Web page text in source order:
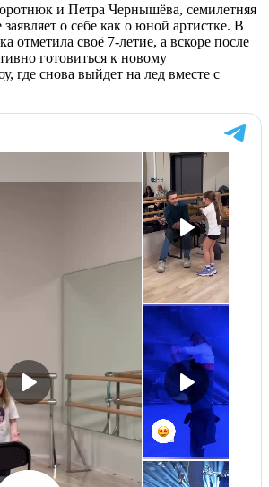
и Петра Чернышёва, семилетняя
о себе как о юной артистке. В
отметила своё 7-летие, а вскоре после
готовиться к новому
где снова выйдет на лед вместе с